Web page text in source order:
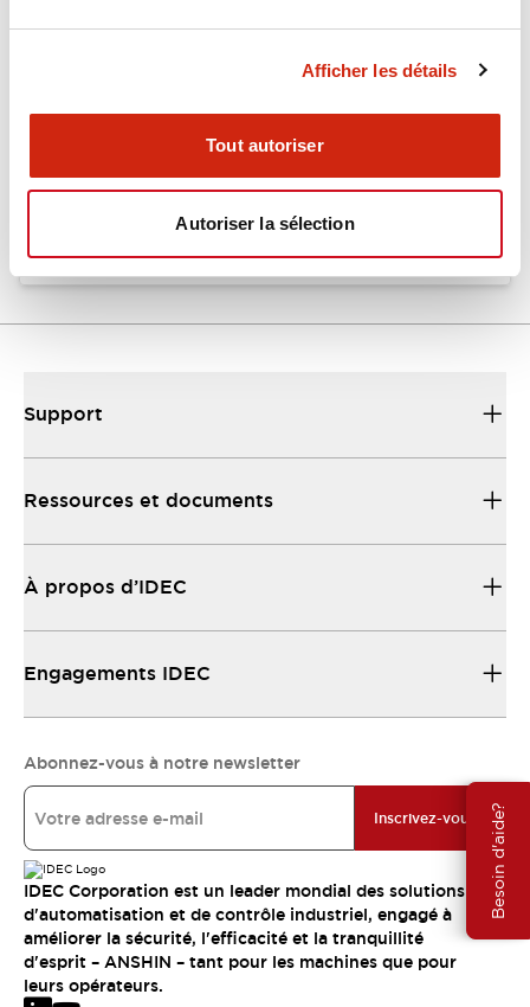
Afficher les détails
Tout autoriser
Autoriser la sélection
Besoin d'aide?
EU2B Datasheet
Support
Ressources et documents
À propos d’IDEC
Engagements IDEC
Abonnez-vous à notre newsletter
Inscrivez-vous
IDEC Corporation est un leader mondial des solutions
d'automatisation et de contrôle industriel, engagé à
améliorer la sécurité, l'efficacité et la tranquillité
d'esprit – ANSHIN – tant pour les machines que pour
leurs opérateurs.